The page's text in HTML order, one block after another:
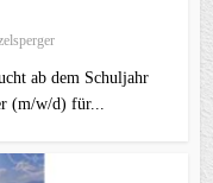
ab dem Schuljahr
(m/w/d) für...